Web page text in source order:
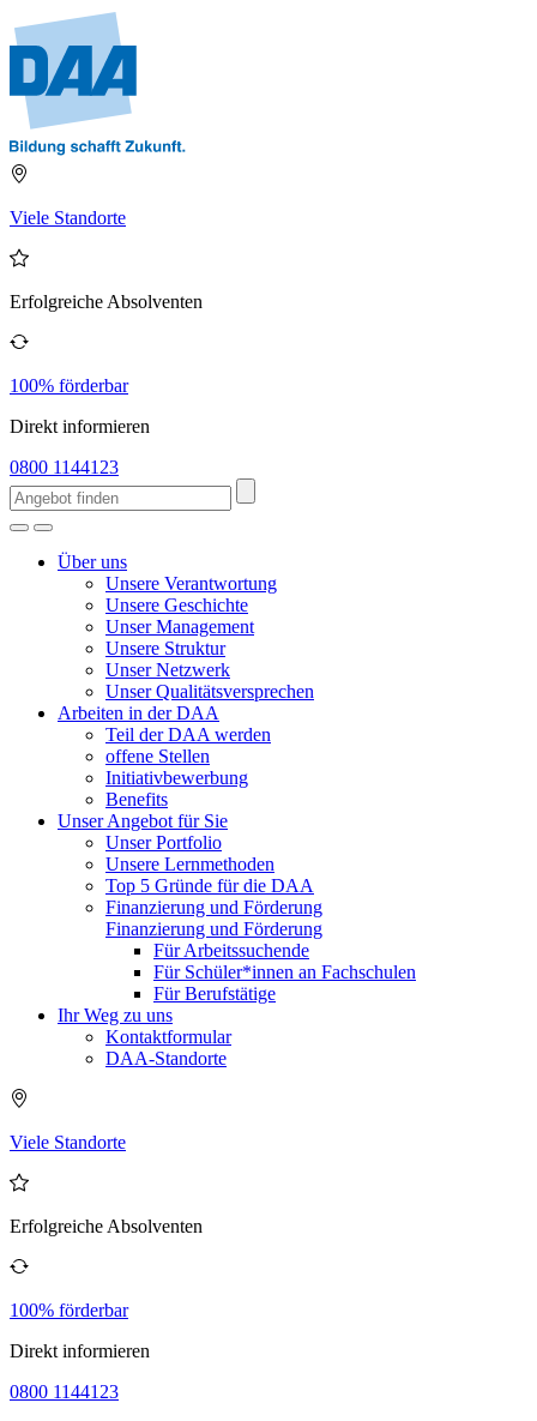
Viele Standorte
Erfolgreiche Absolventen
100% förderbar
Direkt informieren
0800 1144123
Über uns
Unsere Verantwortung
Unsere Geschichte
Unser Management
Unsere Struktur
Unser Netzwerk
Unser Qualitätsversprechen
Arbeiten in der DAA
Teil der DAA werden
offene Stellen
Initiativbewerbung
Benefits
Unser Angebot für Sie
Unser Portfolio
Unsere Lernmethoden
Top 5 Gründe für die DAA
Finanzierung und Förderung
Finanzierung und Förderung
Für Arbeitssuchende
Für Schüler*innen an Fachschulen
Für Berufstätige
Ihr Weg zu uns
Kontaktformular
DAA-Standorte
Viele Standorte
Erfolgreiche Absolventen
100% förderbar
Direkt informieren
0800 1144123